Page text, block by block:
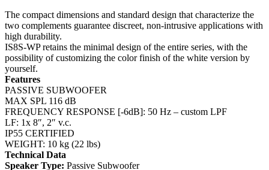
The compact dimensions and standard design that characterize the
two complements guarantee discreet, non-intrusive applications with
high durability.
IS8S-WP retains the minimal design of the entire series, with the
possibility of customizing the color finish of the white version by
yourself.
Features
PASSIVE SUBWOOFER
MAX SPL 116 dB
FREQUENCY RESPONSE [-6dB]: 50 Hz – custom LPF
LF: 1x 8″, 2″ v.c.
IP55 CERTIFIED
WEIGHT: 10 kg (22 lbs)
Technical Data
Speaker Type: Passive Subwoofer